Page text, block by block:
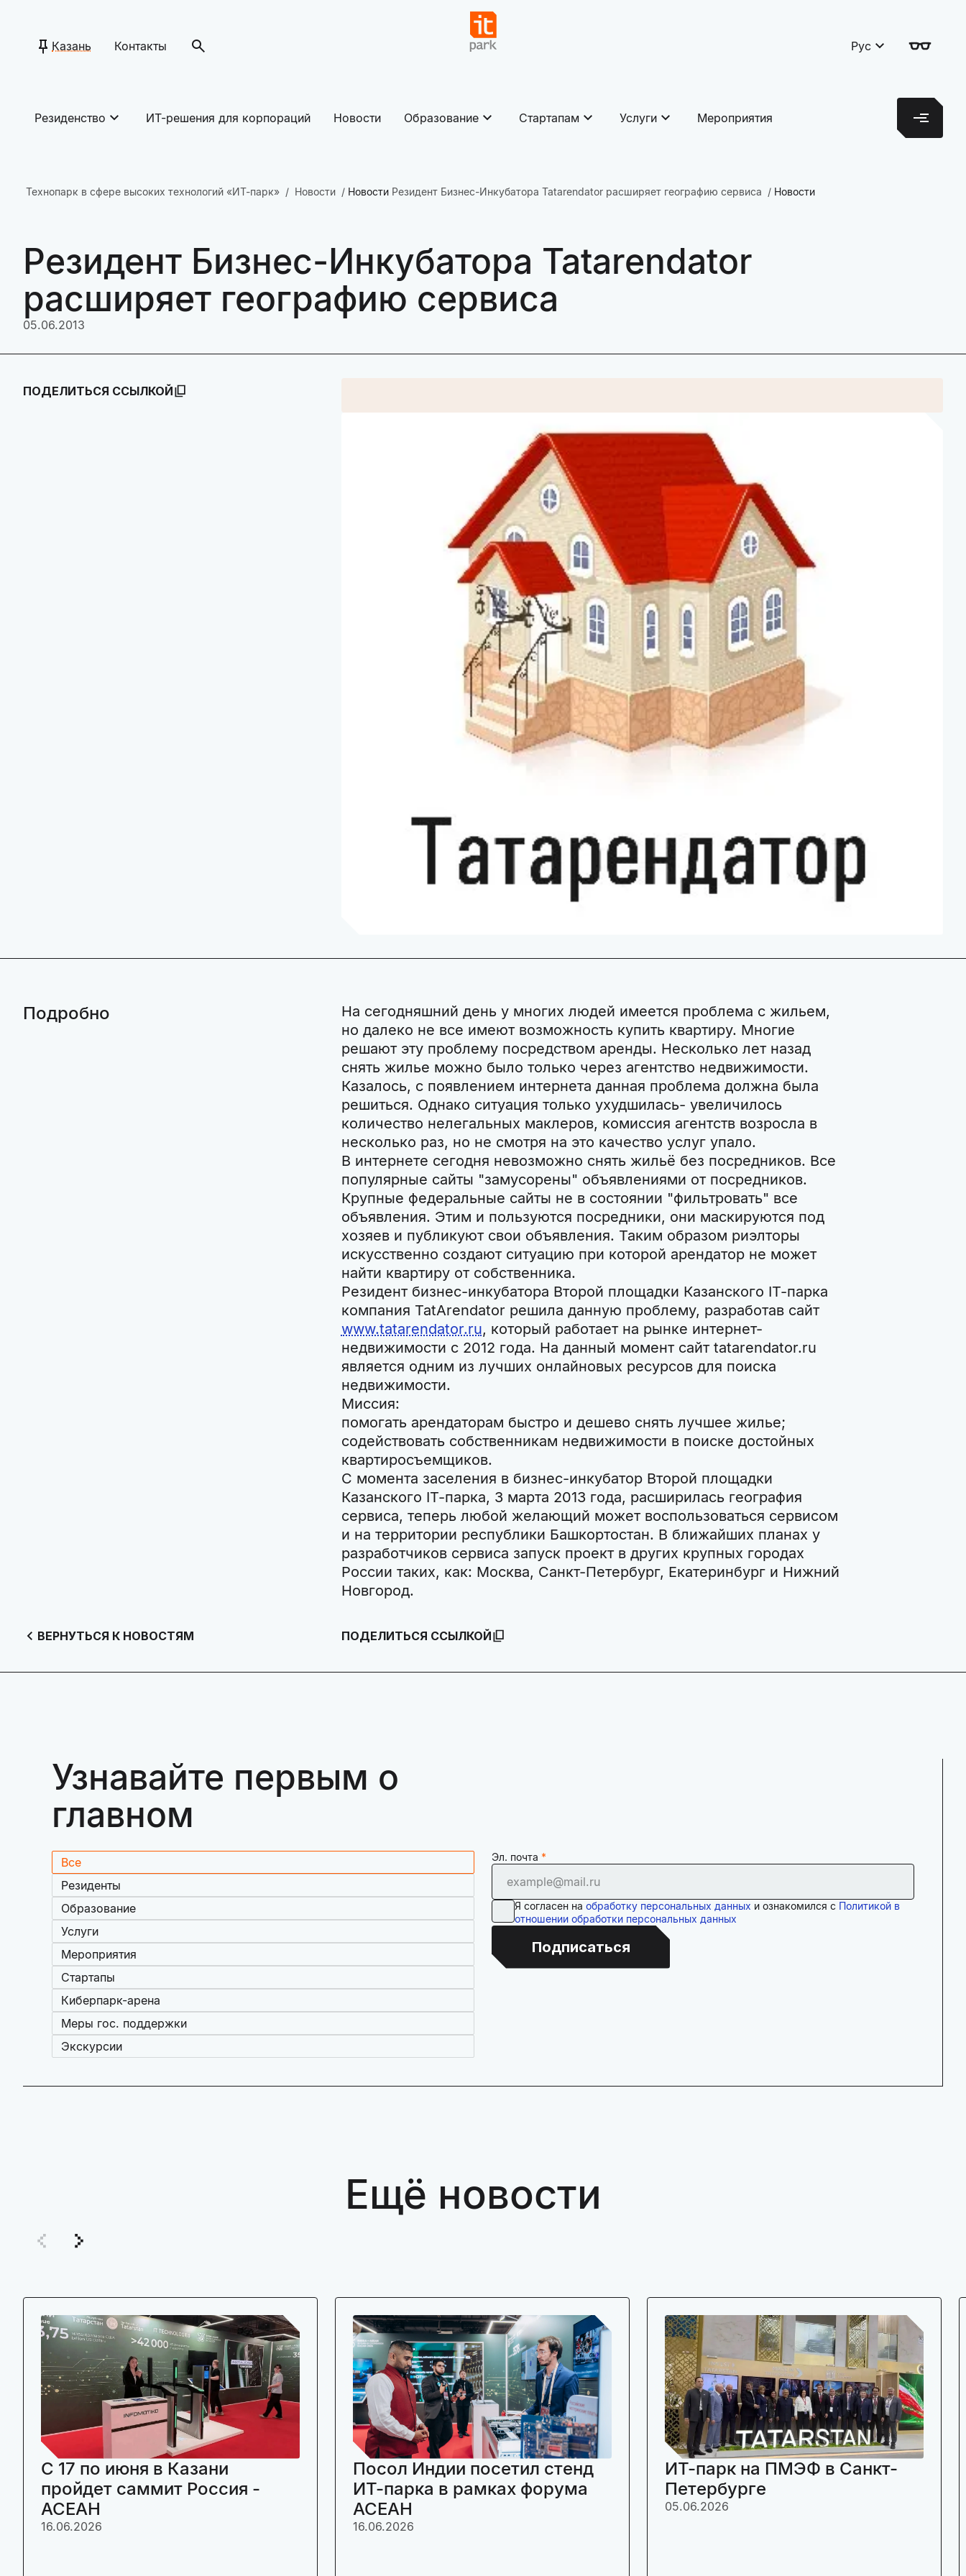
Казань Контакты Рус
Резиденство ИТ-решения для корпораций Новости Образование Стартапам Услуги Мероприятия
Технопарк в сфере высоких технологий «ИТ-парк» Новости Новости Резидент Бизнес-Инкубатора Tatarendator расширяет географию сервиса Новости
Резидент Бизнес-Инкубатора Tatarendator
расширяет географию сервиса
05.06.2013
ПОДЕЛИТЬСЯ ССЫЛКОЙ
Подробно
На сегодняшний день у многих людей имеется проблема с жильем,
но далеко не все имеют возможность купить квартиру. Многие
решают эту проблему посредством аренды. Несколько лет назад
снять жилье можно было только через агентство недвижимости.
Казалось, с появлением интернета данная проблема должна была
решиться. Однако ситуация только ухудшилась- увеличилось
количество нелегальных маклеров, комиссия агентств возросла в
несколько раз, но не смотря на это качество услуг упало.
В интернете сегодня невозможно снять жильё без посредников. Все
популярные сайты "замусорены" объявлениями от посредников.
Крупные федеральные сайты не в состоянии "фильтровать" все
объявления. Этим и пользуются посредники, они маскируются под
хозяев и публикуют свои объявления. Таким образом риэлторы
искусственно создают ситуацию при которой арендатор не может
найти квартиру от собственника.
Резидент бизнес-инкубатора Второй площадки Казанского IT-парка
компания TatArendator решила данную проблему, разработав сайт
www.tatarendator.ru, который работает на рынке интернет-
недвижимости с 2012 года. На данный момент сайт tatarendator.ru
является одним из лучших онлайновых ресурсов для поиска
недвижимости.
Миссия:
помогать арендаторам быстро и дешево снять лучшее жилье;
содействовать собственникам недвижимости в поиске достойных
квартиросъемщиков.
С момента заселения в бизнес-инкубатор Второй площадки
Казанского IT-парка, 3 марта 2013 года, расширилась география
сервиса, теперь любой желающий может воспользоваться сервисом
и на территории республики Башкортостан. В ближайших планах у
разработчиков сервиса запуск проект в других крупных городах
России таких, как: Москва, Санкт-Петербург, Екатеринбург и Нижний
Новгород.
ВЕРНУТЬСЯ К НОВОСТЯМ ПОДЕЛИТЬСЯ ССЫЛКОЙ
Узнавайте первым о
главном
Все
Резиденты
Образование
Услуги
Мероприятия
Стартапы
Киберпарк-арена
Меры гос. поддержки
Экскурсии
Эл. почта
Я согласен на обработку персональных данных и ознакомился с Политикой в
отношении обработки персональных данных
Подписаться
Ещё новости
C 17 по июня в Казани
пройдет саммит Россия -
АСЕАН
16.06.2026
Посол Индии посетил стенд
ИТ-парка в рамках форума
АСЕАН
16.06.2026
ИТ-парк на ПМЭФ в Санкт-
Петербурге
05.06.2026